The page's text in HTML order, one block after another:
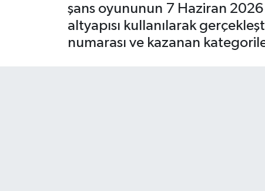
şans oyununun 7 Haziran
altyapısı kullanılarak
numarası ve kazanan